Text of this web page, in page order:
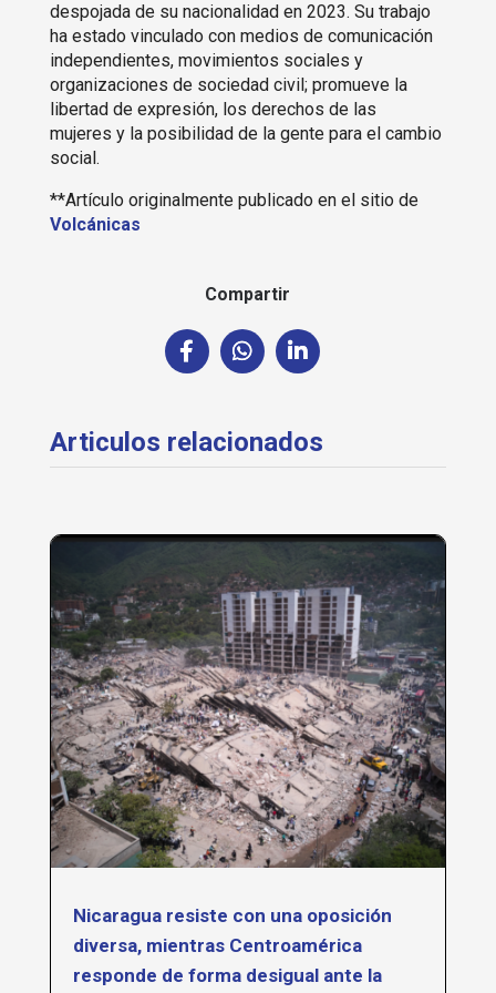
despojada de su nacionalidad en 2023. Su trabajo
ha estado vinculado con medios de comunicación
independientes, movimientos sociales y
organizaciones de sociedad civil; promueve la
libertad de expresión, los derechos de las
mujeres y la posibilidad de la gente para el cambio
social.
**Artículo originalmente publicado en el sitio de
Volcánicas
Compartir
Articulos relacionados
Nicaragua resiste con una oposición
diversa, mientras Centroamérica
responde de forma desigual ante la